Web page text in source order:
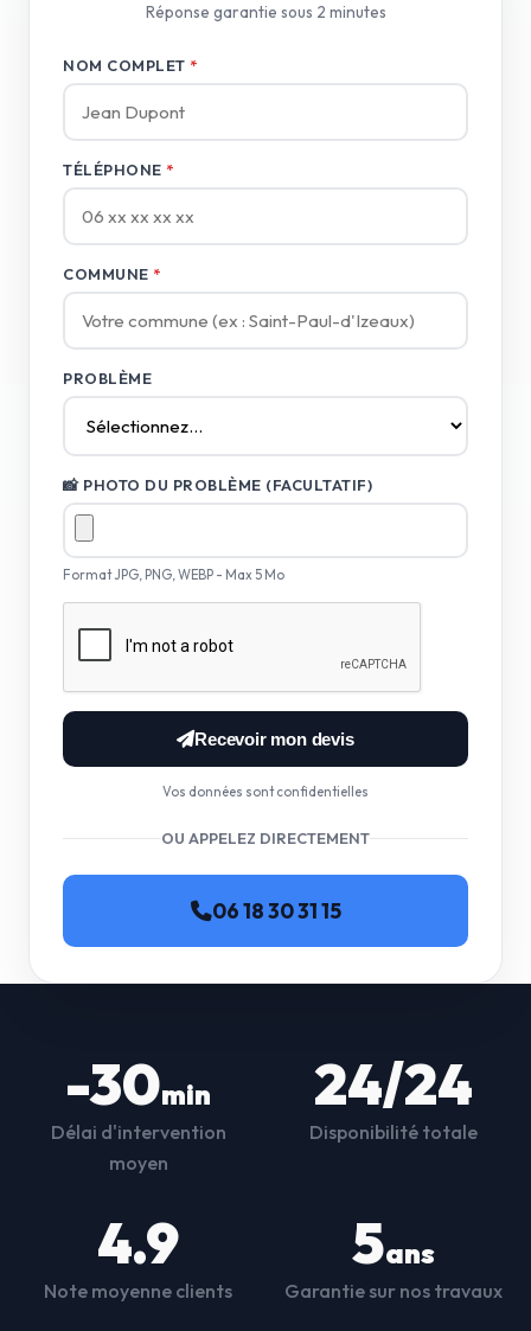
Réponse garantie sous 2 minutes
NOM COMPLET *
TÉLÉPHONE *
COMMUNE *
PROBLÈME
📸 PHOTO DU PROBLÈME (FACULTATIF)
Format JPG, PNG, WEBP - Max 5 Mo
Recevoir mon devis
Vos données sont confidentielles
OU APPELEZ DIRECTEMENT
06 18 30 31 15
-30min
Délai d'intervention
moyen
24/24
Disponibilité totale
4.9
Note moyenne clients
5ans
Garantie sur nos travaux